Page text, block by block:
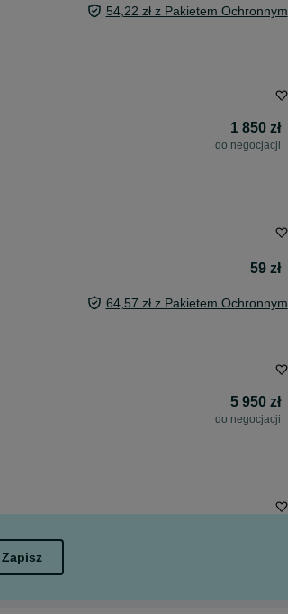
54,22 zł z Pakietem Ochronnym
1 850 zł
do negocjacji
59 zł
64,57 zł z Pakietem Ochronnym
5 950 zł
do negocjacji
Zapisz